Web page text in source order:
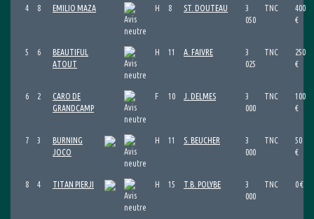
4 8 EMILIO MAZA H 8 ST. DOUTEAU
3
050
TNC
400
€
5 6
BEAUTIFUL
ATOUT
H 11 A. FAIVRE
3
025
TNC
250
€
6 2
CARO DE
GRANDCAMP
F 10 J. DELMES
3
000
TNC
100
€
7 3
BURNING
JOCO
H 11 S. BEUCHER
3
000
TNC
50
€
8 4 TITAN PIERJI H 15 T.B. POLYBE
3
000
TNC 0 €